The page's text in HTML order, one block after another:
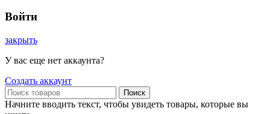
Войти
закрыть
У вас еще нет аккаунта?
Создать аккаунт
Поиск
Начните вводить текст, чтобы увидеть товары, которые вы